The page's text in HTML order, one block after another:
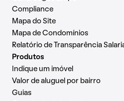
Compliance
Mapa do Site
Mapa de Condomínios
Relatório de Transparência
Produtos
Indique um imóvel
Valor de aluguel por bairro
Guias